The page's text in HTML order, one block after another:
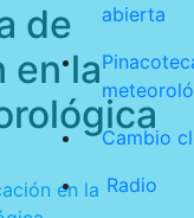
abierta
Cambio
Radio
de
en la